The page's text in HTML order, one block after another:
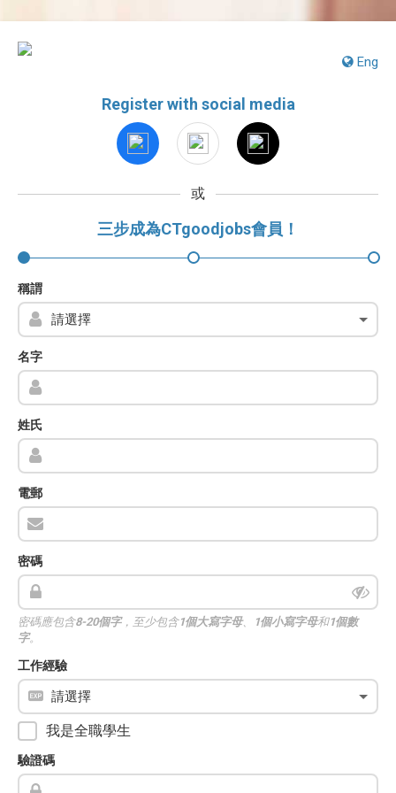
Eng
Register with social media
或
三步成為CTgoodjobs會員！
稱謂
名字
姓氏
電郵
密碼
密碼應包含8-20個字，至少包含1個大寫字母、 1個小寫字母和1個數
字。
工作經驗
我是全職學生
驗證碼